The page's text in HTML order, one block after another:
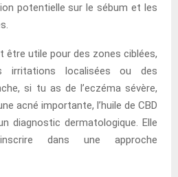
potentielle sur le sébum et les
être utile pour des zones ciblées,
irritations localisées ou des
si tu as de l’eczéma sévère,
acné importante, l’huile de CBD
diagnostic dermatologique. Elle
dans une approche